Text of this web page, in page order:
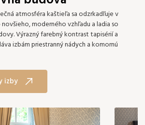
atmosféra kaštieľa sa odzrkadľuje v
moderného vzhľadu a ladia so
Výrazný farebný kontrast tapisérií a
izbám priestranný nádych a komornú
izby